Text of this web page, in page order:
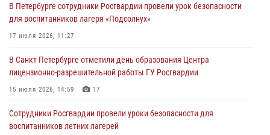
Сотрудники и военнослужащие Росгвардии обеспечили
правопорядок при проведении матча "Зенит" - "Балтика"
06 августа 2026, 07:30
В Выборгском районе наряд Росгвардии обнаружил
разыскиваемый преступный автотранспорт
05 августа 2026, 12:25 2
Петербургские росгвардейцы обнаружили объявленный в розыск
автомобиль, ранее использовавшийся при совершении кражи в
В Петербурге сотрудники Росгвардии провели урок безопасности
для воспитанников лагеря «Подсолнух»
17 июля 2026, 11:27
В Санкт-Петербурге отметили день образования Центра
лицензионно-разрешительной работы ГУ Росгвардии
15 июля 2026, 14:59 17
Сотрудники Росгвардии провели уроки безопасности для
воспитанников летних лагерей